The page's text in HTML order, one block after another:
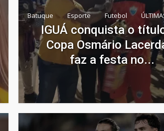
Batuque Esporte Futebol
IGUÁ conquista o
Copa Osmário
faz a festa no...